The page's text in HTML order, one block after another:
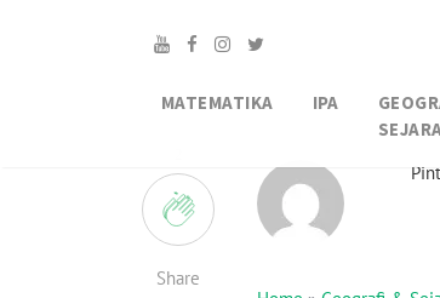
MATEMATIKA IPA
Share